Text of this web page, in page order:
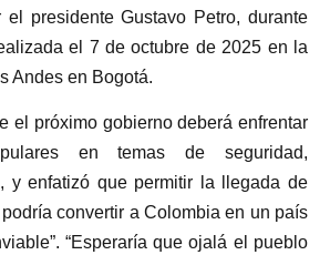
el presidente Gustavo Petro, durante
el 7 de octubre de 2025 en la
Andes en Bogotá.
el próximo gobierno deberá enfrentar
en temas de seguridad,
y enfatizó que permitir la llegada de
convertir a Colombia en un país
“Esperaría que ojalá el pueblo